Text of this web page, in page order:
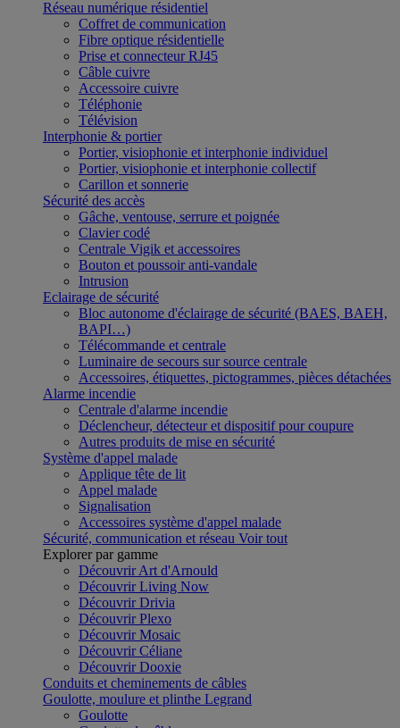
Réseau numérique résidentiel
Coffret de communication
Fibre optique résidentielle
Prise et connecteur RJ45
Câble cuivre
Accessoire cuivre
Téléphonie
Télévision
Interphonie & portier
Portier, visiophonie et interphonie individuel
Portier, visiophonie et interphonie collectif
Carillon et sonnerie
Sécurité des accès
Gâche, ventouse, serrure et poignée
Clavier codé
Centrale Vigik et accessoires
Bouton et poussoir anti-vandale
Intrusion
Eclairage de sécurité
Bloc autonome d'éclairage de sécurité (BAES, BAEH,
BAPI…)
Télécommande et centrale
Luminaire de secours sur source centrale
Accessoires, étiquettes, pictogrammes, pièces détachées
Alarme incendie
Centrale d'alarme incendie
Déclencheur, détecteur et dispositif pour coupure
Autres produits de mise en sécurité
Système d'appel malade
Applique tête de lit
Appel malade
Signalisation
Accessoires système d'appel malade
Sécurité, communication et réseau Voir tout
Explorer par gamme
Découvrir Art d'Arnould
Découvrir Living Now
Découvrir Drivia
Découvrir Plexo
Découvrir Mosaic
Découvrir Céliane
Découvrir Dooxie
Conduits et cheminements de câbles
Goulotte, moulure et plinthe Legrand
Goulotte